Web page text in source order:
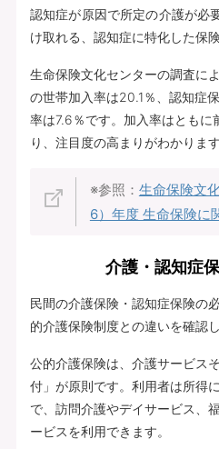
認知症が原因で所定の介護が必
け取れる、認知症に特化した保
生命保険文化センターの調査に
の世帯加入率は20.1％、認知症
率は7.6％です。加入率はともに
り、注目度の高まりがわかります
※参照： 生命保険文
6）年度 生命保険に
介護・認知症
民間の介護保険・認知症保険の
的介護保険制度との違いを確認
公的介護保険は、介護サービス
付」が原則です。利用者は所得
で、訪問介護やデイサービス、
ービスを利用できます。